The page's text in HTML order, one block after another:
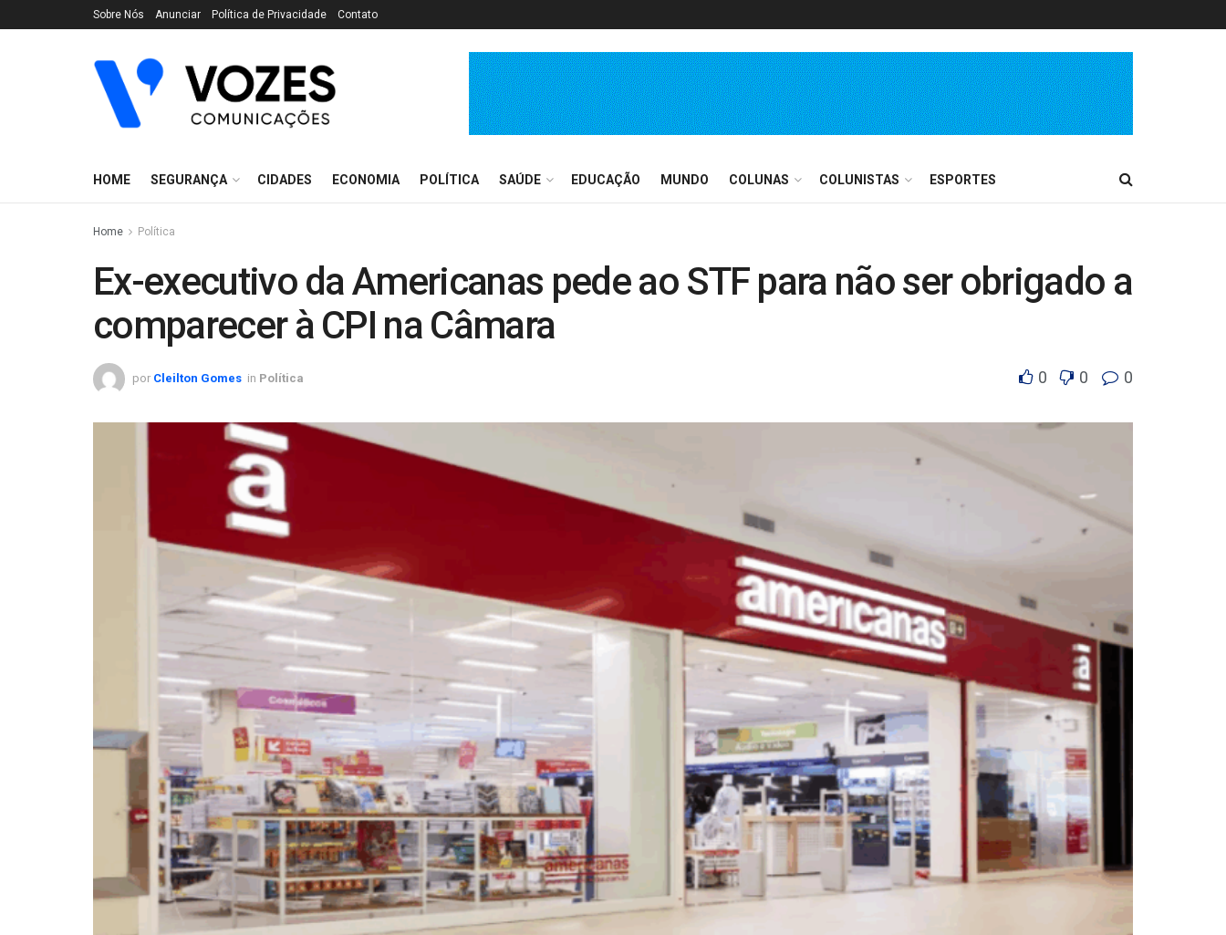
Sobre Nós Anunciar Política de Privacidade Contato
HOME SEGURANÇA CIDADES ECONOMIA POLÍTICA SAÚDE EDUCAÇÃO MUNDO COLUNAS COLUNISTAS ESPORTES
Home Política
Ex-executivo da Americanas pede ao STF para não ser obrigado a
comparecer à CPI na Câmara
por Cleilton Gomes in Política 0 0 0